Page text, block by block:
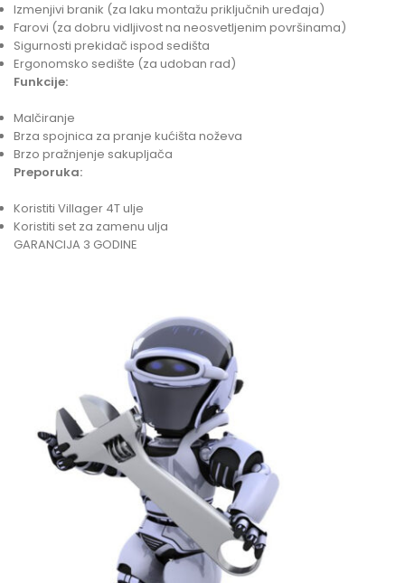
Izmenjivi branik (za laku montažu priključnih uređaja)
Farovi (za dobru vidljivost na neosvetljenim površinama)
Sigurnosti prekidač ispod sedišta
Ergonomsko sedište (za udoban rad)
Funkcije:
Malčiranje
Brza spojnica za pranje kućišta noževa
Brzo pražnjenje sakupljača
Preporuka:
Koristiti Villager 4T ulje
Koristiti set za zamenu ulja
GARANCIJA 3 GODINE